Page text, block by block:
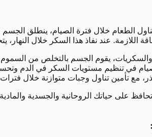
تناول الطعام خلال فترة الصيام، ينطلق
اللازمة. عند نفاذ هذا السكر خلال
يقوم الجسم بالتخلص من
في تنظيم مستويات السكر في الدم
مع تأمين تناول وجبات متوازنة خلال